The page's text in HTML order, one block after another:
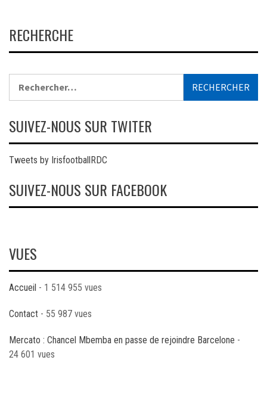
RECHERCHE
SUIVEZ-NOUS SUR TWITER
Tweets by IrisfootballRDC
SUIVEZ-NOUS SUR FACEBOOK
VUES
Accueil - 1 514 955 vues
Contact - 55 987 vues
Mercato : Chancel Mbemba en passe de rejoindre Barcelone -
24 601 vues